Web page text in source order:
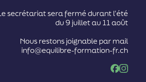
secrétariat sera fermé durant l’été
du 9 juillet au 11 août
Nous restons joignable par mail
info@equilibre-formation-fr.ch
Facebook